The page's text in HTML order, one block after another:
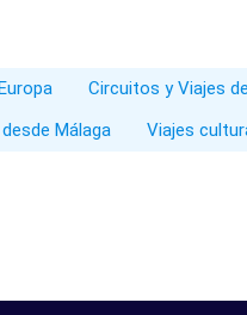
Circuitos y Viajes
Málaga Viajes